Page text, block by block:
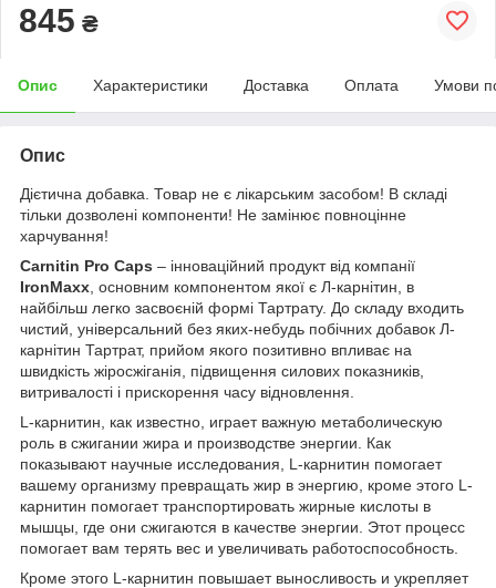
845 ₴
Опис Характеристики Доставка Оплата Умови
Опис
Дієтична добавка. Товар не є лікарським засобом! В складі
тільки дозволені компоненти! Не замінює повноцінне
харчування!
Carnitin Pro Caps – інноваційний продукт від компанії
IronMaxx , основним компонентом якої є Л-карнітин, в
найбільш легко засвоєній формі Тартрату. До складу входить
чистий, універсальний без яких-небудь побічних добавок Л-
карнітин Тартрат, прийом якого позитивно впливає на
швидкість жіросжіганія, підвищення силових показників,
витривалості і прискорення часу відновлення.
L-карнитин, как известно, играет важную метаболическую
роль в сжигании жира и производстве энергии. Как
показывают научные исследования, L-карнитин помогает
вашему организму превращать жир в энергию, кроме этого L-
карнитин помогает транспортировать жирные кислоты в
мышцы, где они сжигаются в качестве энергии. Этот процесс
помогает вам терять вес и увеличивать работоспособность.
Кроме этого L-карнитин повышает выносливость и укрепляет